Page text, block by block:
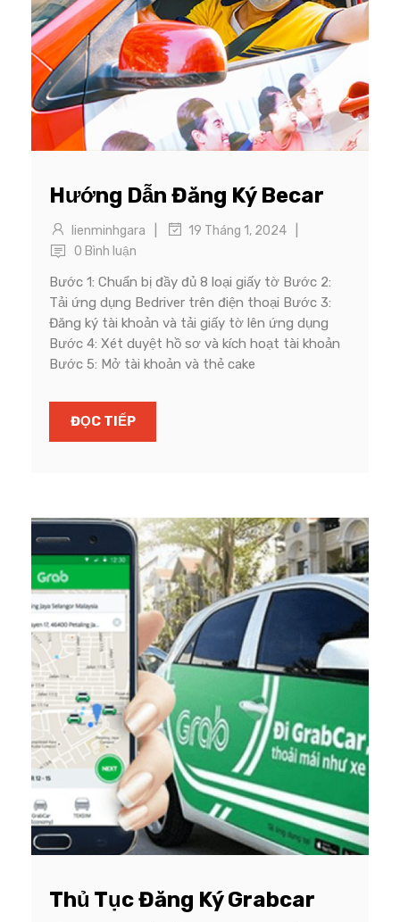
Hướng Dẫn Đăng Ký Becar
lienminhgara 19 Tháng 1, 2024
0 Bình luận
Bước 1: Chuẩn bị đầy đủ 8 loại giấy tờ Bước 2:
Tải ứng dụng Bedriver trên điện thoại Bước 3:
Đăng ký tài khoản và tải giấy tờ lên ứng dụng
Bước 4: Xét duyệt hồ sơ và kích hoạt tài khoản
Bước 5: Mở tài khoản và thẻ cake
ĐỌC TIẾP
Thủ Tục Đăng Ký Grabcar